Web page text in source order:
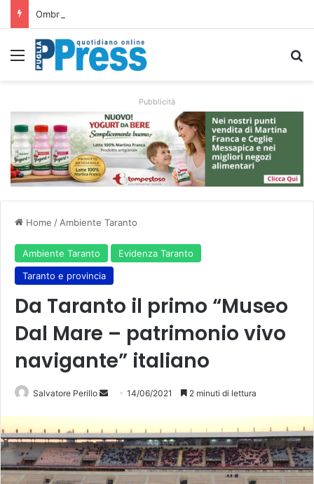
Menu
Pubblicità
Home / Ambiente Taranto
Ambiente Taranto
Evidenza Taranto
Taranto e provincia
Da Taranto il primo “Museo
Dal Mare – patrimonio vivo
navigante” italiano
Salvatore Perillo
i
a
u
14/06/2021 2 minuti di lettura